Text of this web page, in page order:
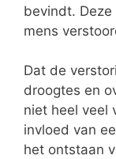
bevindt.
mens
Dat de
droogtes en
niet heel veel
invloed van
het ontstaan